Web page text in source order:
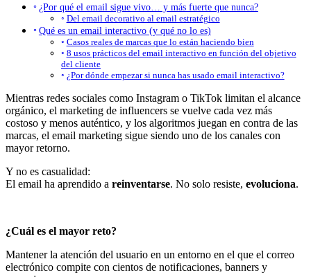
¿Por qué el email sigue vivo… y más fuerte que nunca?
Del email decorativo al email estratégico
Qué es un email interactivo (y qué no lo es)
Casos reales de marcas que lo están haciendo bien
8 usos prácticos del email interactivo en función del objetivo
del cliente
¿Por dónde empezar si nunca has usado email interactivo?
Mientras redes sociales como Instagram o TikTok limitan el alcance
orgánico, el marketing de influencers se vuelve cada vez más
costoso y menos auténtico, y los algoritmos juegan en contra de las
marcas, el email marketing sigue siendo uno de los canales con
mayor retorno.
Y no es casualidad:
El email ha aprendido a reinventarse. No solo resiste, evoluciona.
¿Cuál es el mayor reto?
Mantener la atención del usuario en un entorno en el que el correo
electrónico compite con cientos de notificaciones, banners y